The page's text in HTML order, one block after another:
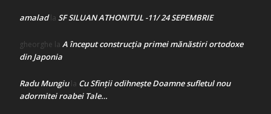
amaladla SF SILUAN ATHONITUL -11/ 24 SEPEMBRIE
gheorghe la A început construcţia primei mănăstiri ortodoxe
din Japonia
Radu Mungiula Cu Sfinții odihnește Doamne sufletul nou
adormitei roabei Tale…